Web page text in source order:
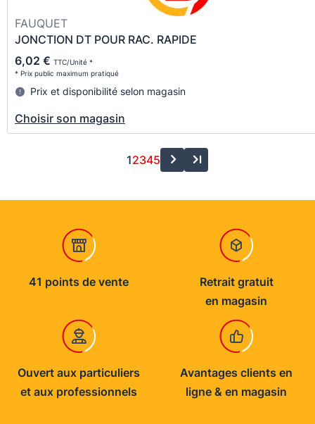
FAUQUET
JONCTION DT POUR RAC. RAPIDE
6,02 € TTC/Unité *
* Prix public maximum pratiqué
Prix et disponibilité selon magasin
Choisir son magasin
12345
41 points de vente
Retrait gratuit
en magasin
Ouvert aux particuliers
et aux professionnels
Avantages clients en
ligne & en magasin